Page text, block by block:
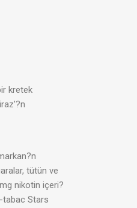
kretek
tütün ve
nikotin içeri?
tabac Stars